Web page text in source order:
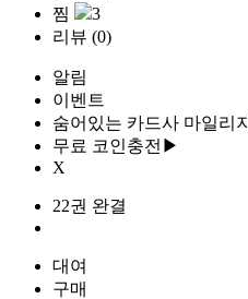
찜
3
리뷰 (0)
알림
이벤트
숨어있는 카드사 마일리지
무료 코인충전▶
X
22권 완결
대여
구매